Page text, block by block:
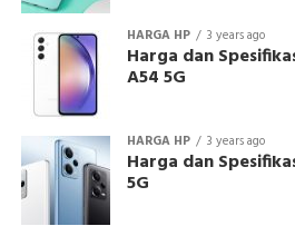
HARGA HP 3 years ago
Harga dan
A54 5G
HARGA HP 3 years ago
Harga dan
5G